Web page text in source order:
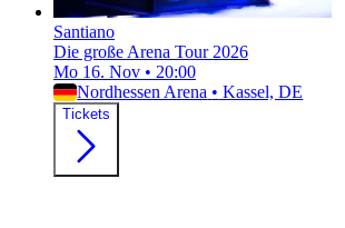
Santiano
Die große Arena Tour 2026
Mo 16. Nov • 20:00
Nordhessen Arena • Kassel, DE
Tickets